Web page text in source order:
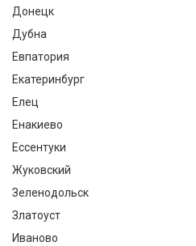
Донецк
Дубна
Евпатория
Екатеринбург
Елец
Енакиево
Ессентуки
Жуковский
Зеленодольск
Златоуст
Иваново